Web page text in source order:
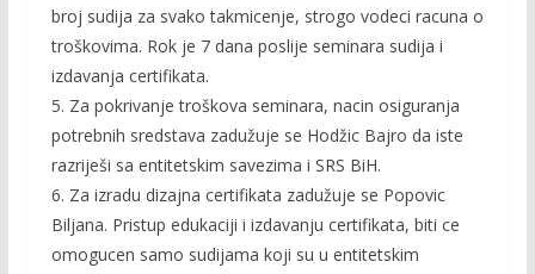
broj sudija za svako takmicenje, strogo vodeci racuna o
troškovima. Rok je 7 dana poslije seminara sudija i
izdavanja certifikata.
5. Za pokrivanje troškova seminara, nacin osiguranja
potrebnih sredstava zadužuje se Hodžic Bajro da iste
razriješi sa entitetskim savezima i SRS BiH.
6. Za izradu dizajna certifikata zadužuje se Popovic
Biljana. Pristup edukaciji i izdavanju certifikata, biti ce
omogucen samo sudijama koji su u entitetskim